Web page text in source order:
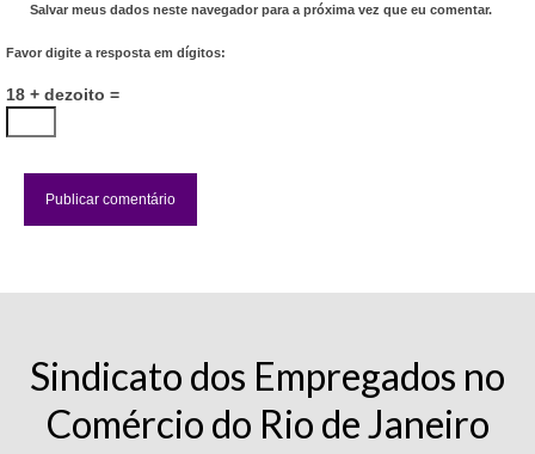
Publicações
Editais
EMPRESAS
Boletos
Salvar meus dados neste navegador para a próxima vez que eu comentar.
Favor digite a resposta em dígitos:
18 + dezoito =
Sindicato dos Empregados no
Comércio do Rio de Janeiro